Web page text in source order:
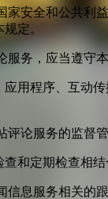
家安全和公共利
定。
务，应当遵守本
用程序、互动
评论服务的监督
和定期检查相
信息服务相关的